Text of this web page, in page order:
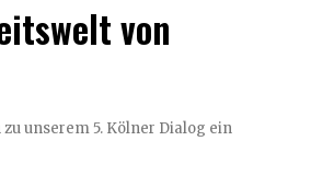
von